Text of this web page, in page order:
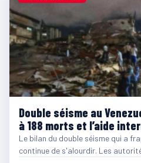
Double séisme au
à 188 morts et l’aide
Le bilan du double séisme qui a
continue de s'alourdir. Les